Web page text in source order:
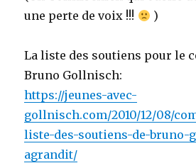
une perte de voix !!!
)
La liste des soutiens pour le
Bruno Gollnisch:
https://jeunes-avec-
gollnisch.com/2010/12/08/
liste-des-soutiens-de-bruno-
agrandit/